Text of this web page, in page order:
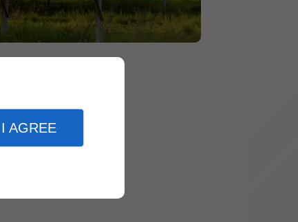
I AGREE